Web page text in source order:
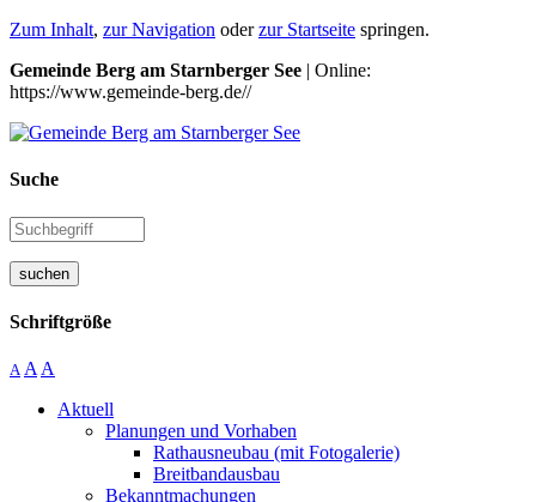
Zum Inhalt, zur Navigation oderzur Startseite springen.
Gemeinde Berg am Starnberger See | Online:
https://www.gemeinde-berg.de//
Suche
suchen
Schriftgröße
A A A
Aktuell
Planungen und Vorhaben
Rathausneubau (mit Fotogalerie)
Breitbandausbau
Bekanntmachungen